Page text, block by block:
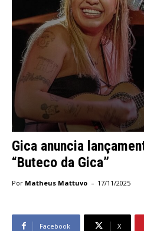
Gica anuncia
“Buteco da Gica”
Por Matheus Mattuvo - 17/11/2025
Facebook X